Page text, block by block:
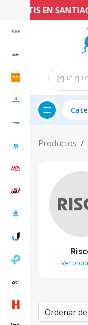
EN SANTIAGO
¿que
Productos
Ver